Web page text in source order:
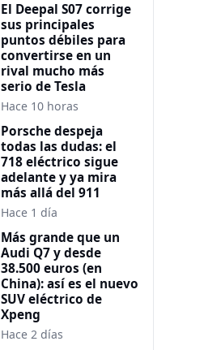
El Deepal S07 corrige
sus principales
puntos débiles para
convertirse en un
rival mucho más
serio de Tesla
Hace 10 horas
Porsche despeja
todas las dudas: el
718 eléctrico sigue
adelante y ya mira
más allá del 911
Hace 1 día
Más grande que un
Audi Q7 y desde
38.500 euros (en
China): así es el nuevo
SUV eléctrico de
Xpeng
Hace 2 días